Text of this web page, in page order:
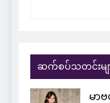
ဆက်စပ်သတင်းမျ
မာ